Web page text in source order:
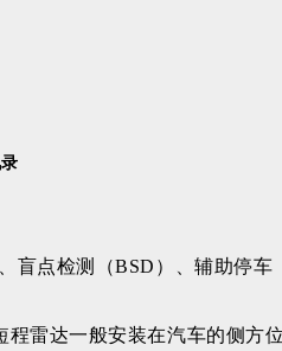
点检测（BSD）、辅助停
雷达一般安装在汽车的侧方